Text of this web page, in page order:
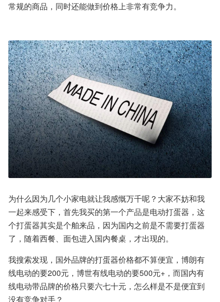
常规的商品，同时还能做到价格上非常有竞争力。
为什么因为几个小家电就让我感慨万千呢？大家不妨和我
一起来感受下，首先我买的第一个产品是电动打蛋器，这
个打蛋器其实是个舶来品，因为国内之前是不需要打蛋器
了，随着西餐、面包进入国内餐桌，才出现的。
我搜索发现，国外品牌的打蛋器价格都不算便宜，博朗有
线电动的要200元，博世有线电动的要500元+，而国内有
线电动带品牌的价格只要六七十元，怎么样是不是便宜到
没有竞争对手？